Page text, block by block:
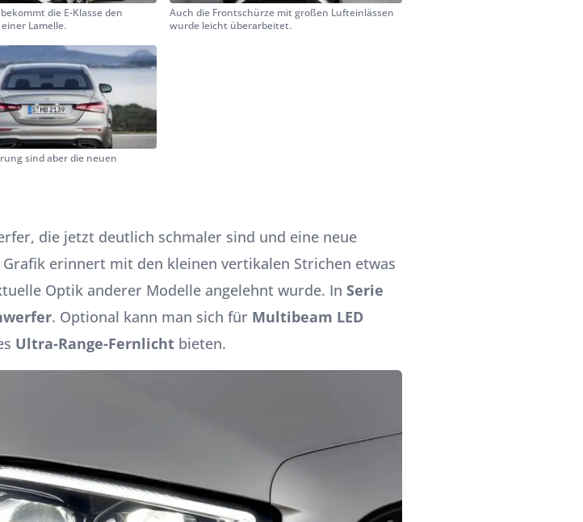
die E-Klasse den
Lamelle.
Auch die Frontschürze mit großen Lufteinlässen
wurde leicht überarbeitet.
sind aber die neuen
die jetzt deutlich schmaler sind und eine neue
erinnert mit den kleinen vertikalen Strichen etwas
Optik anderer Modelle angelehnt wurde. In Serie
. Optional kann man sich für Multibeam LED
Ultra-Range-Fernlicht bieten.